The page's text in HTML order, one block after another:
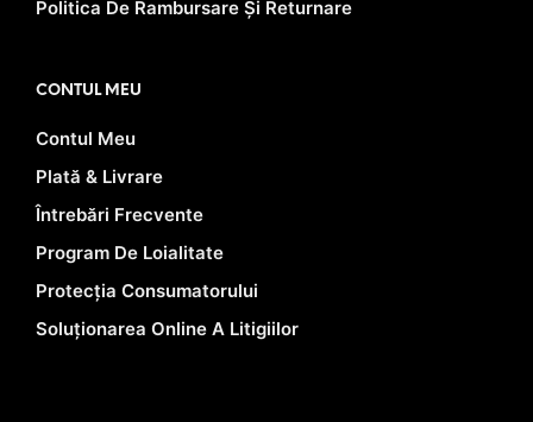
Politica De Rambursare Și Returnare
CONTUL MEU
Contul Meu
Plată & Livrare
Întrebări Frecvente
Program De Loialitate
Protecția Consumatorului
Soluționarea Online A Litigiilor